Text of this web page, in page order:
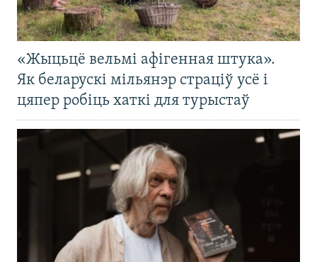
«Жыцьцё вельмі афігенная штука».
Як беларускі мільянэр страціў усё і
цяпер робіць хаткі для турыстаў